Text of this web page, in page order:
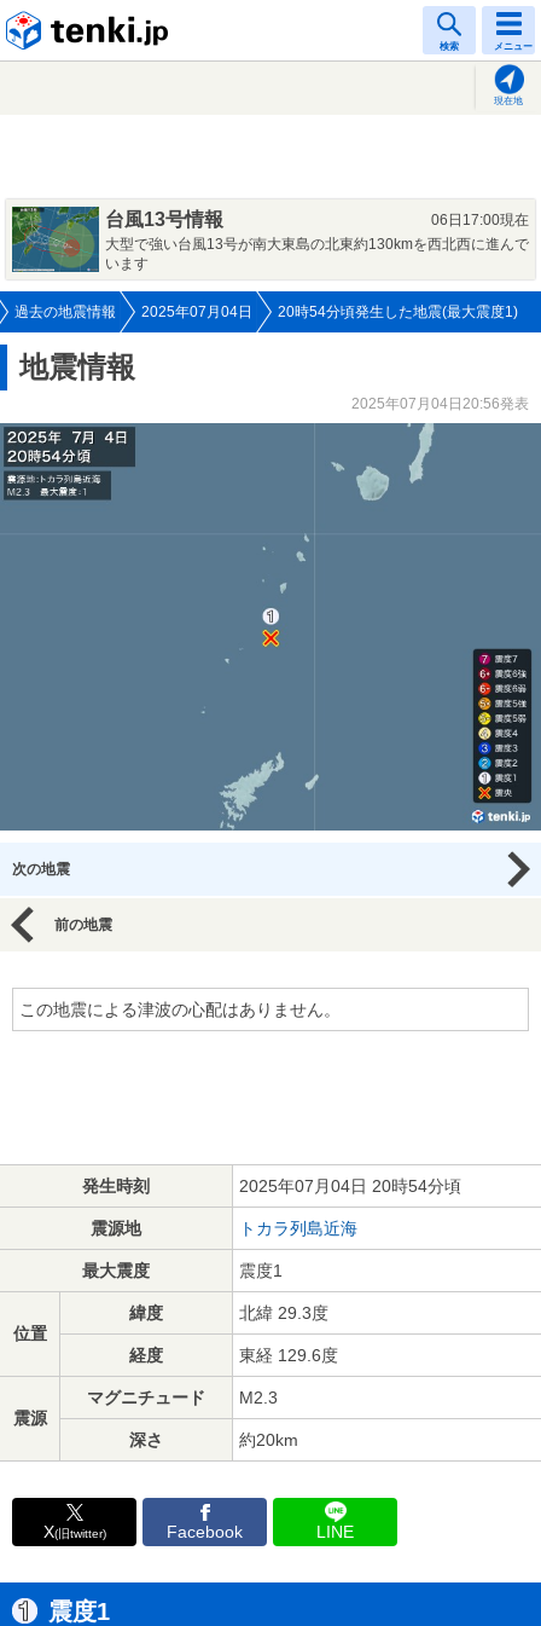
検索 メニュー
現在地
台風13号情報
06日17:00現在
大型で強い台風13号が南大東島の北東約130kmを西北西に進んで
います
過去の地震情報 2025年07月04日 20時54分頃発生した地震(最大震度1)
地震情報
2025年07月04日20:56発表
次の地震
前の地震
この地震による津波の心配はありません。
発生時刻 2025年07月04日 20時54分頃
震源地 トカラ列島近海
最大震度 震度1
位置
緯度 北緯 29.3度
経度 東経 129.6度
震源
マグニチュード M2.3
深さ 約20km
X(旧twitter) Facebook LINE
震度1